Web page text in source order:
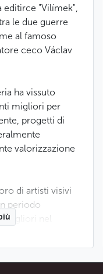
editirce "Vilímek",
le due guerre
al famoso
ceco Václav
ha vissuto
migliori per
progetti di
valorizzazione
di artisti visivi
periodo
migliori nel
Mostre di dipinti,